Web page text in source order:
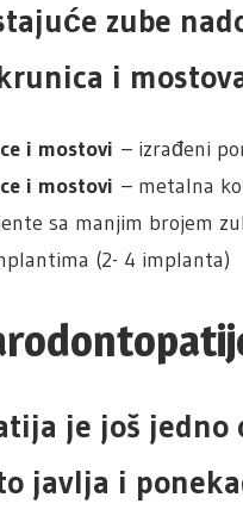
zube
i
i mostovi – izrađeni
i mostovi – metalna
sa manjim brojem
(2- 4 implanta)
je još
javlja i